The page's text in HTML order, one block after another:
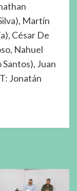
Martín
César De
Nahuel
Juan
Jonatán